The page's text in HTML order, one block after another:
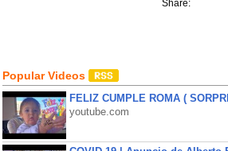
Share:
Popular Videos
FELIZ CUMPLE ROMA (
youtube.com